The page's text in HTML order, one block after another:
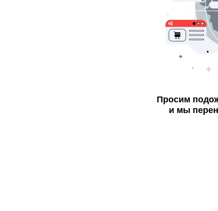
Просим
и мы